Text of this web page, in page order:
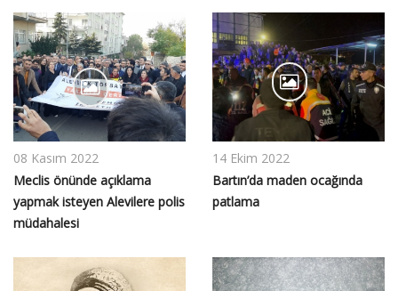
08 Kasım 2022
Meclis önünde açıklama
yapmak isteyen Alevilere polis
müdahalesi
14 Ekim 2022
Bartın’da maden ocağında
patlama